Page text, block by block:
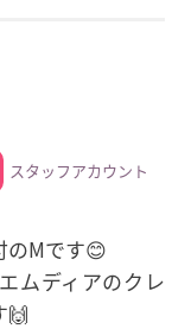
スタッフアカウント
のMです😊
ムディアのクレ
🙌